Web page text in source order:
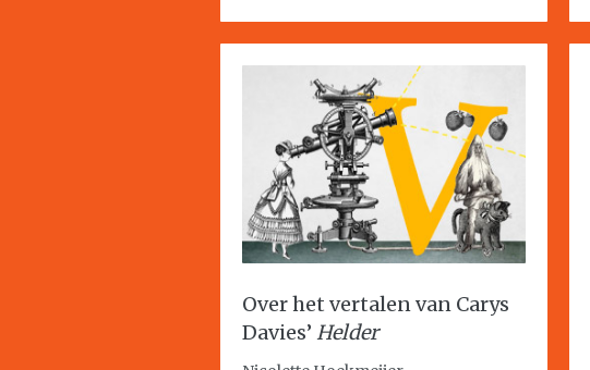
Over het vertalen van Carys
Davies’ Helder